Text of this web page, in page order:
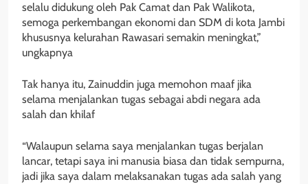
selalu didukung oleh Pak Camat dan Pak Walikota,
semoga perkembangan ekonomi dan SDM di kota Jambi
khususnya kelurahan Rawasari semakin meningkat,”
ungkapnya
Tak hanya itu, Zainuddin juga memohon maaf jika
selama menjalankan tugas sebagai abdi negara ada
salah dan khilaf
“Walaupun selama saya menjalankan tugas berjalan
lancar, tetapi saya ini manusia biasa dan tidak sempurna,
jadi jika saya dalam melaksanakan tugas ada salah yang